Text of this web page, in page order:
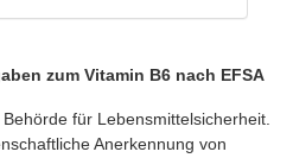
zum Vitamin B6 nach EFSA
für Lebensmittelsicherheit.
Anerkennung von